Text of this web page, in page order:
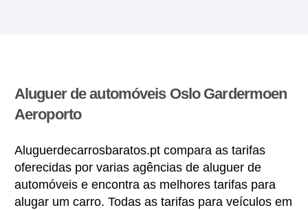
Aluguer de automóveis Oslo Gardermoen
Aeroporto
Aluguerdecarrosbaratos.pt compara as tarifas
oferecidas por varias agências de aluguer de
automóveis e encontra as melhores tarifas para
alugar um carro. Todas as tarifas para veículos em